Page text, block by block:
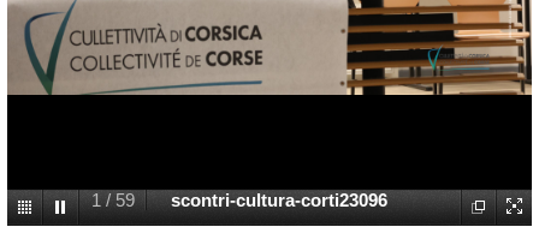
1 / 59 scontri-cultura-corti23096